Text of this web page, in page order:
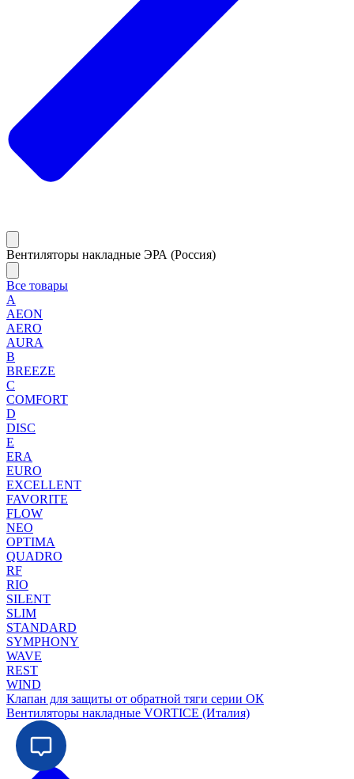
Вентиляторы накладные ЭРА (Россия)
Все товары
A
AEON
AERO
AURA
B
BREEZE
C
COMFORT
D
DISC
E
ERA
EURO
EXCELLENT
FAVORITE
FLOW
NEO
OPTIMA
QUADRO
RF
RIO
SILENT
SLIM
STANDARD
SYMPHONY
WAVE
REST
WIND
Клапан для защиты от обратной тяги серии ОК
Вентиляторы накладные VORTICE (Италия)